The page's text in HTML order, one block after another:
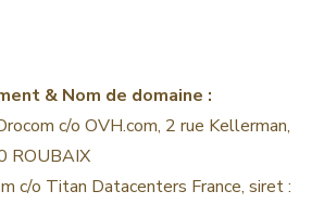
& Nom de domaine :
c/o OVH.com, 2 rue Kellerman,
ROUBAIX
c/o Titan Datacenters France, siret :